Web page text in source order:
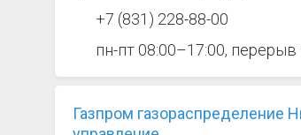
+7 (831) 228-88-00
пн-пт 08:00–17:00, перерыв
Газпром газораспределение